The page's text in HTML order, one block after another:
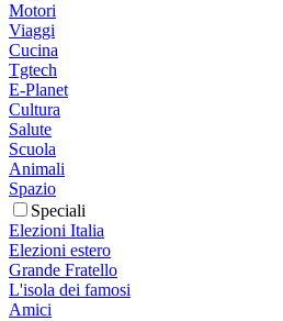
Motori
Viaggi
Cucina
Tgtech
E-Planet
Cultura
Salute
Scuola
Animali
Spazio
Speciali
Elezioni Italia
Elezioni estero
Grande Fratello
L'isola dei famosi
Amici